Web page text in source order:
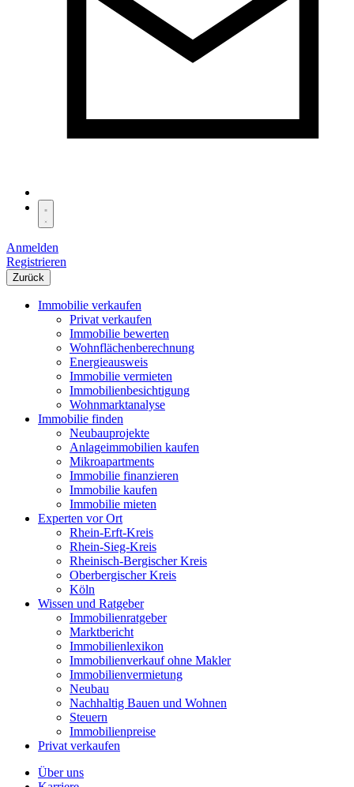
Anmelden
Registrieren
Zurück
Immobilie verkaufen
Privat verkaufen
Immobilie bewerten
Wohnflächenberechnung
Energieausweis
Immobilie vermieten
Immobilienbesichtigung
Wohnmarktanalyse
Immobilie finden
Neubauprojekte
Anlageimmobilien kaufen
Mikroapartments
Immobilie finanzieren
Immobilie kaufen
Immobilie mieten
Experten vor Ort
Rhein-Erft-Kreis
Rhein-Sieg-Kreis
Rheinisch-Bergischer Kreis
Oberbergischer Kreis
Köln
Wissen und Ratgeber
Immobilienratgeber
Marktbericht
Immobilienlexikon
Immobilienverkauf ohne Makler
Immobilienvermietung
Neubau
Nachhaltig Bauen und Wohnen
Steuern
Immobilienpreise
Privat verkaufen
Über uns